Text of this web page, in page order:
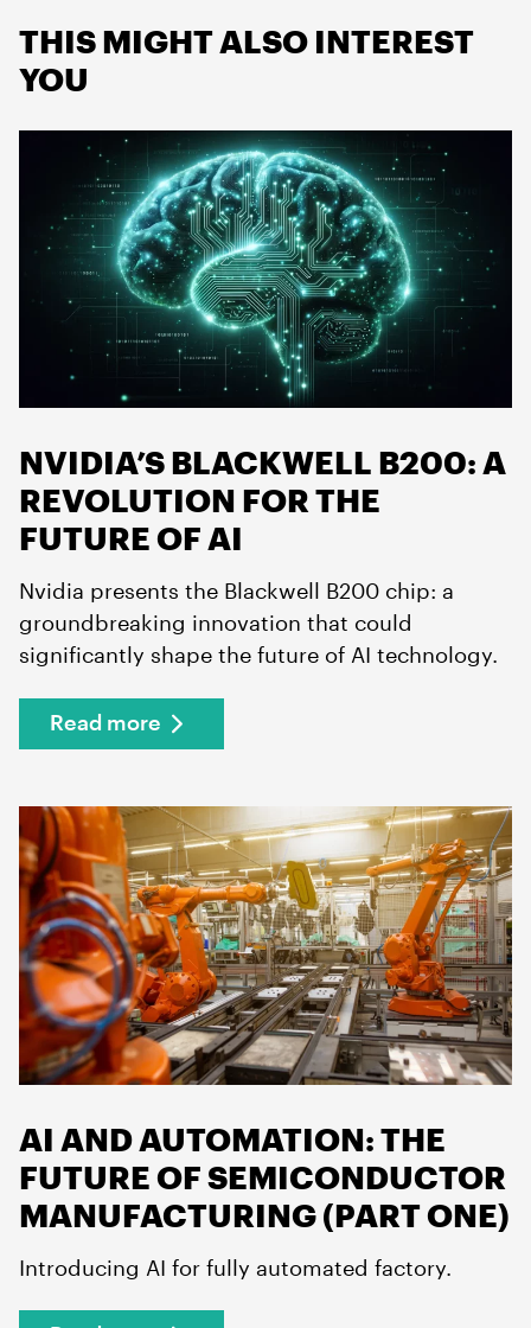
THIS MIGHT ALSO INTEREST
YOU
NVIDIA’S BLACKWELL B200: A
REVOLUTION FOR THE
FUTURE OF AI
Nvidia presents the Blackwell B200 chip: a
groundbreaking innovation that could
significantly shape the future of AI technology.
Read more
AI AND AUTOMATION: THE
FUTURE OF SEMICONDUCTOR
MANUFACTURING (PART ONE)
Introducing AI for fully automated factory.